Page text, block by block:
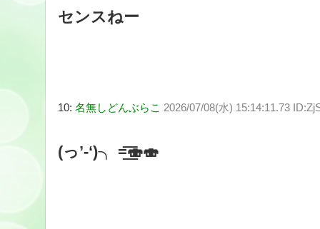
センスねー
10: 名無しどんぶらこ 2026/07/08(水) 15:14:11.73
(っ’-‘)╮ =͟͟͞͞🍣🍣